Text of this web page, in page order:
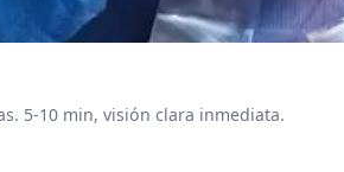
5-10 min, visión clara inmediata.